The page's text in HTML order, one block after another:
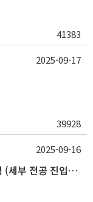
41383
39928
2025-09-17
(10/28 ~ 11/12) 2026년 1학기 학과 배정 (세부 전공 진입) 안내
2025-09-16